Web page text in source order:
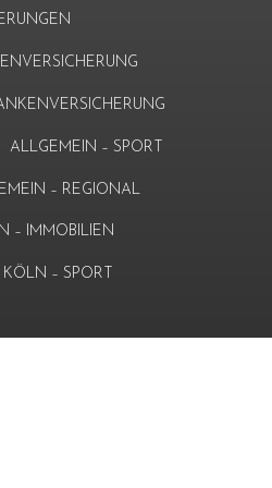
ALLGEMEIN – SPORT
– REGIONAL
– IMMOBILIEN
KÖLN – SPORT